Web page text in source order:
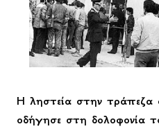
Η ληστεία στην
οδήγησε στη δολοφονία